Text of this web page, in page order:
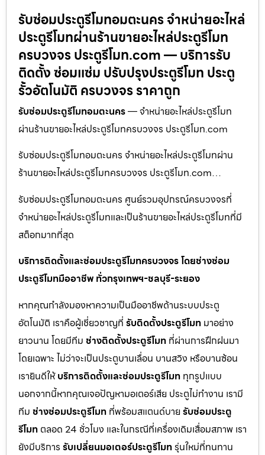
รับซ่อมประตูรีโมทอมตะนคร จำหน่ายอะไหล่
ประตูรีโมทผ่านร้านขายอะไหล่ประตูรีโมท
ครบวงจร ประตูรีโมท.com — บริการรับ
ติดตั้ง ซ่อมแซ่ม ปรับปรุงประตูรีโมท ประตู
รั้วอัตโนมัติ ครบวงจร ราคาถูก
รับซ่อมประตูรีโมทอมตะนคร— จำหน่ายอะไหล่ประตูรีโมท
ผ่านร้านขายอะไหล่ประตูรีโมทครบวงจร ประตูรีโมท.com
รับซ่อมประตูรีโมทอมตะนคร จำหน่ายอะไหล่ประตูรีโมทผ่าน
ร้านขายอะไหล่ประตูรีโมทครบวงจร ประตูรีโมท.com…
รับซ่อมประตูรีโมทอมตะนคร ศูนย์รวมอุปกรณ์ครบวงจรที่
จำหน่ายอะไหล่ประตูรีโมทและเป็นร้านขายอะไหล่ประตูรีโมทที่มี
สต็อกมากที่สุด
บริการติดตั้งและซ่อมประตูรีโมทครบวงจร โดยช่างซ่อม
ประตูรีโมทมืออาชีพ ทั่วกรุงเทพฯ-ชลบุรี-ระยอง
หากคุณกำลังมองหาความเป็นมืออาชีพด้านระบบประตู
อัตโนมัติ เราคือผู้เชี่ยวชาญที่ รับติดตั้งประตูรีโมท มาอย่าง
ยาวนาน โดยมีทีม ช่างติดตั้งประตูรีโมท ที่ผ่านการฝึกฝนมา
โดยเฉพาะ ไม่ว่าจะเป็นประตูบานเลื่อน บานสวิง หรือบานซ้อน
เรายินดีให้บริการติดตั้งและซ่อมประตูรีโมท ทุกรูปแบบ
นอกจากนี้หากคุณเจอปัญหามอเตอร์เสีย ประตูไม่ทำงาน เรามี
ทีม ช่างซ่อมประตูรีโมท ที่พร้อมสแตนด์บาย รับซ่อมประตู
รีโมท ตลอด 24 ชั่วโมง และในกรณีที่เครื่องเดิมเสื่อมสภาพ เรา
ยังมีบริการ รับเปลี่ยนมอเตอร์ประตูรีโมทรุ่นใหม่ที่ทนทาน